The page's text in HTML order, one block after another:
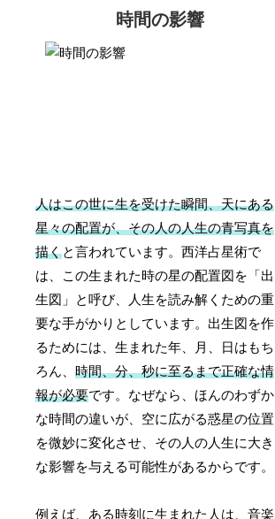
時間の影響
人はこの世に生を受けた瞬間、天にある
星々の配置が、その人の人生の青写真を
描くと言われています。西洋占星術で
は、この生まれた時の星の配置図を「出
生図」と呼び、人生を読み解くための重
要な手がかりとしています。出生図を作
るためには、生まれた年、月、日はもち
ろん、時間、分、秒に至るまで正確な情
報が必要です。なぜなら、ほんのわずか
な時間の違いが、空に広がる惑星の位置
を微妙に変化させ、その人の人生に大き
な影響を与える可能性があるからです。
例えば、ある時刻に生まれた人は、音楽